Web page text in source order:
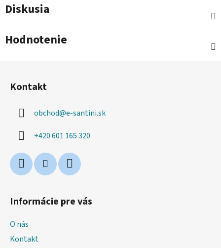
Diskusia
Hodnotenie
Kontakt
obchod@e-santini.sk
+420 601 165 320
Informácie pre vás
O nás
Kontakt